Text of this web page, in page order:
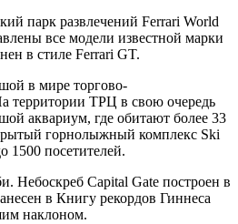
парк развлечений Ferrari World
все модели известной марки
в стиле Ferrari GT.
в мире торгово-
территории ТРЦ в свою очередь
аквариум, где обитают более 33
горнолыжный комплекс Ski
1500 посетителей.
Небоскреб Сapital Gate построен в
в Книгу рекордов Гиннеса
наклоном.